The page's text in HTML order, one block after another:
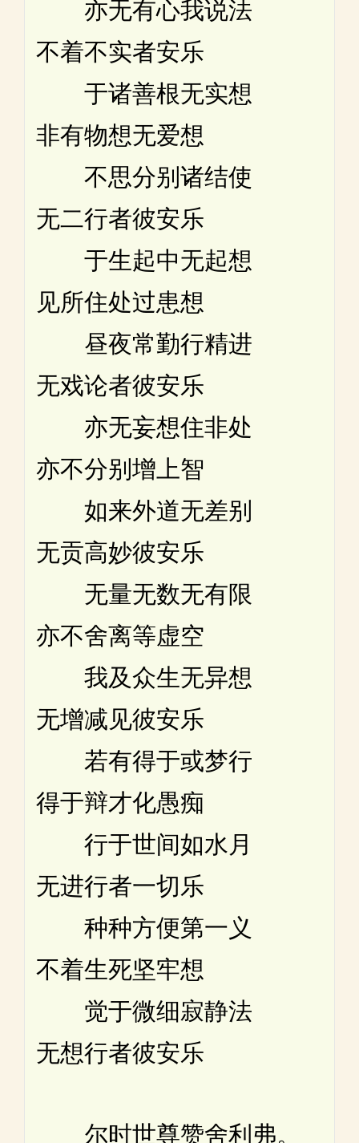
亦无有心我说法
不着不实者安乐
于诸善根无实想
非有物想无爱想
不思分别诸结使
无二行者彼安乐
于生起中无起想
见所住处过患想
昼夜常勤行精进
无戏论者彼安乐
亦无妄想住非处
亦不分别增上智
如来外道无差别
无贡高妙彼安乐
无量无数无有限
亦不舍离等虚空
我及众生无异想
无增减见彼安乐
若有得于或梦行
得于辩才化愚痴
行于世间如水月
无进行者一切乐
种种方便第一义
不着生死坚牢想
觉于微细寂静法
无想行者彼安乐
尔时世尊赞舍利弗。